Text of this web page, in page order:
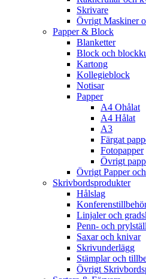
Skrivare
Övrigt Maskiner
Papper & Block
Blanketter
Block och
Kartong
Kollegieblock
Notisar
Papper
A4 Ohålat
A4 Hålat
A3
Färgat
Fotopapper
Övrigt
Övrigt Papper
Skrivbordsprodukter
Hålslag
Linjaler och
Penn- och prylställ
Saxar och knivar
Skrivunderlägg
Stämplar och
Övrigt